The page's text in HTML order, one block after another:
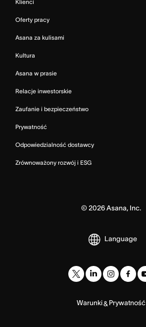
Klienci
Oferty pracy
Asana za kulisami
Kultura
Asana w prasie
Relacje inwestorskie
Zaufanie i bezpieczeństwo
Prywatność
Odpowiedzialność dostawcy
Zrównoważony rozwój i ESG
© 2026Asana, Inc.
Language
Warunki& Prywatność